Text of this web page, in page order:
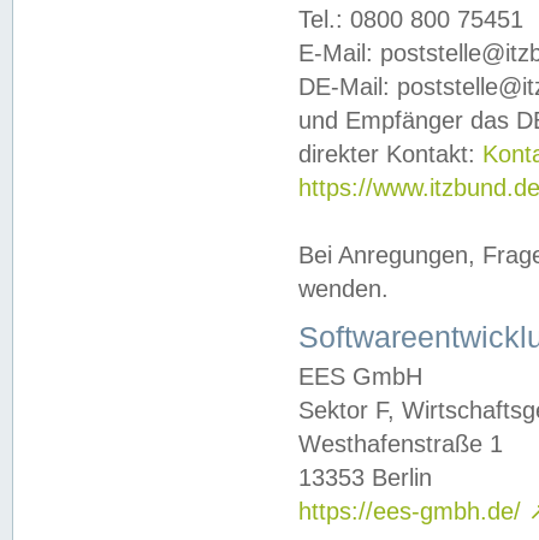
Tel.: 0800 800 75451
E-Mail:
DE-Mail:
und Empfänger das
direkter Kontakt:
https://
Bei Anregungen,
wenden.
EES GmbH
Sektor F,
Westhafenstraße 1
13353 Berlin
https://ees-gmbh.de/